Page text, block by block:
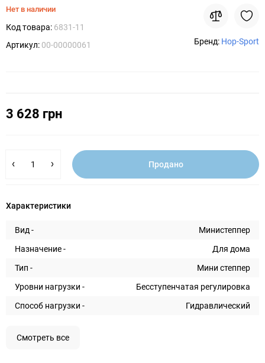
Нет в наличии
Код товара: 6831-11
Артикул: 00-00000061 Бренд: Hop-Sport
3 628 грн
Продано
Характеристики
Вид -
Министеппер
Назначение -
Для дома
Тип -
Мини степпер
Уровни нагрузки -
Бесступенчатая регулировка
Способ нагрузки -
Гидравлический
Смотреть все